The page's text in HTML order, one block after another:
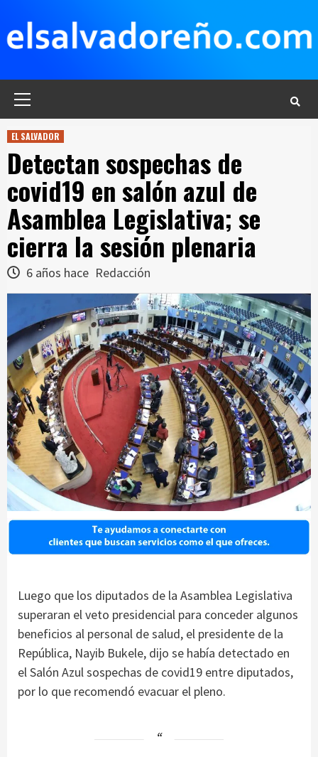
contenido
EL SALVADOR
Detectan sospechas de
covid19 en salón azul de
Asamblea Legislativa; se
cierra la sesión plenaria
6 años hace Redacción
Luego que los diputados de la Asamblea Legislativa
superaran el veto presidencial para conceder algunos
beneficios al personal de salud, el presidente de la
República, Nayib Bukele, dijo se había detectado en
el Salón Azul sospechas de covid19 entre diputados,
por lo que recomendó evacuar el pleno.